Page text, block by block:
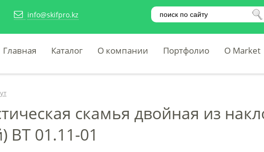
info@skifpro.kz
Главная Каталог О компании Портфолио O Market
скамья двойная из
ВТ 01.11-01